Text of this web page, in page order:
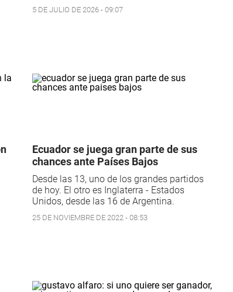
5 DE JULIO DE 2026 - 09:07
Ecuador se juega gran parte de sus
chances ante Países Bajos
Desde las 13, uno de los grandes partidos
de hoy. El otro es Inglaterra - Estados
Unidos, desde las 16 de Argentina.
25 DE NOVIEMBRE DE 2022 - 08:53